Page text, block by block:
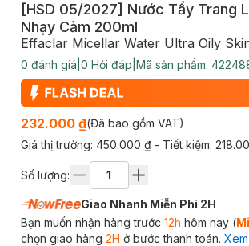
[HSD 05/2027] Nước Tẩy Trang
Nhạy Cảm 200ml
Effaclar Micellar Water Ultra Oily
0 đánh giá 0 Hỏi đáp Mã sản phẩm:
232.000 ₫(Đã bao gồm VAT)
Giá thị trường: 450.000 ₫ - Tiết kiệm:
Số lượng:
Giao Nhanh Miễn Phí 2H
Bạn muốn nhận hàng trước 12h hôm nay (
chọn giao hàng 2H ở bước thanh toán.